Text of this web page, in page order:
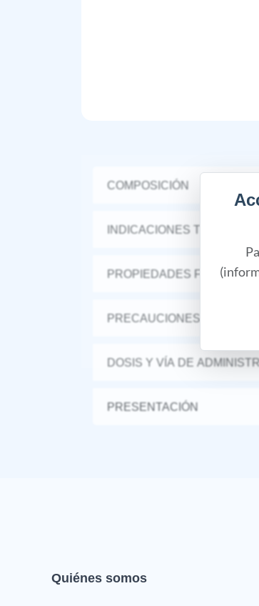
COMPOSICIÓN
INDICACIONES
PROPIEDADES
PRECAUCIONES Y
DOSIS Y VÍA DE
PRESENTACIÓN
Quiénes somos